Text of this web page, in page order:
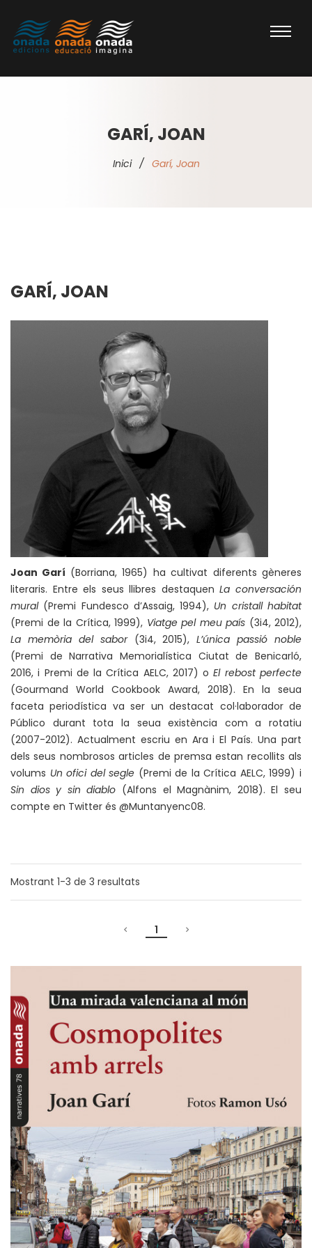
GARÍ, JOAN
Inici / Garí, Joan
GARÍ, JOAN
Joan Garí (Borriana, 1965) ha cultivat diferents gèneres
literaris. Entre els seus llibres destaquenLa conversación
mural(Premi Fundesco d’Assaig, 1994), Un cristall habitat
(Premi de la Crítica, 1999), Viatge pel meu país (3i4, 2012),
La memòria del sabor(3i4, 2015),L’única passió noble
(Premi de Narrativa Memorialística Ciutat de Benicarló,
2016, i Premi de la Crítica AELC, 2017) oEl rebost perfecte
(Gourmand World Cookbook Award, 2018). En la seua
faceta periodística va ser un destacat col·laborador de
Público durant tota la seua existència com a rotatiu
(2007-2012). Actualment escriu en Ara i El País. Una part
dels seus nombrosos articles de premsa estan recollits als
volums Un ofici del segle (Premi de la Crítica AELC, 1999) i
Sin dios y sin diablo (Alfons el Magnànim, 2018). El seu
compte en Twitter és @Muntanyenc08.
Mostrant 1-3 de 3 resultats
1